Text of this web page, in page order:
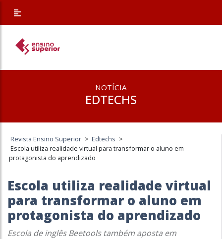
NOTÍCIA
EDTECHS
Revista Ensino Superior > Edtechs >
Escola utiliza realidade virtual para transformar o aluno em
protagonista do aprendizado
Escola utiliza realidade virtual
para transformar o aluno em
protagonista do aprendizado
Escola de inglês Beetools também aposta em